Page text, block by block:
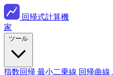
回帰式計算機
家
指数回帰 最小二乗線 回帰曲線